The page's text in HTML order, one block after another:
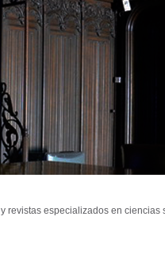
revistas especializados en